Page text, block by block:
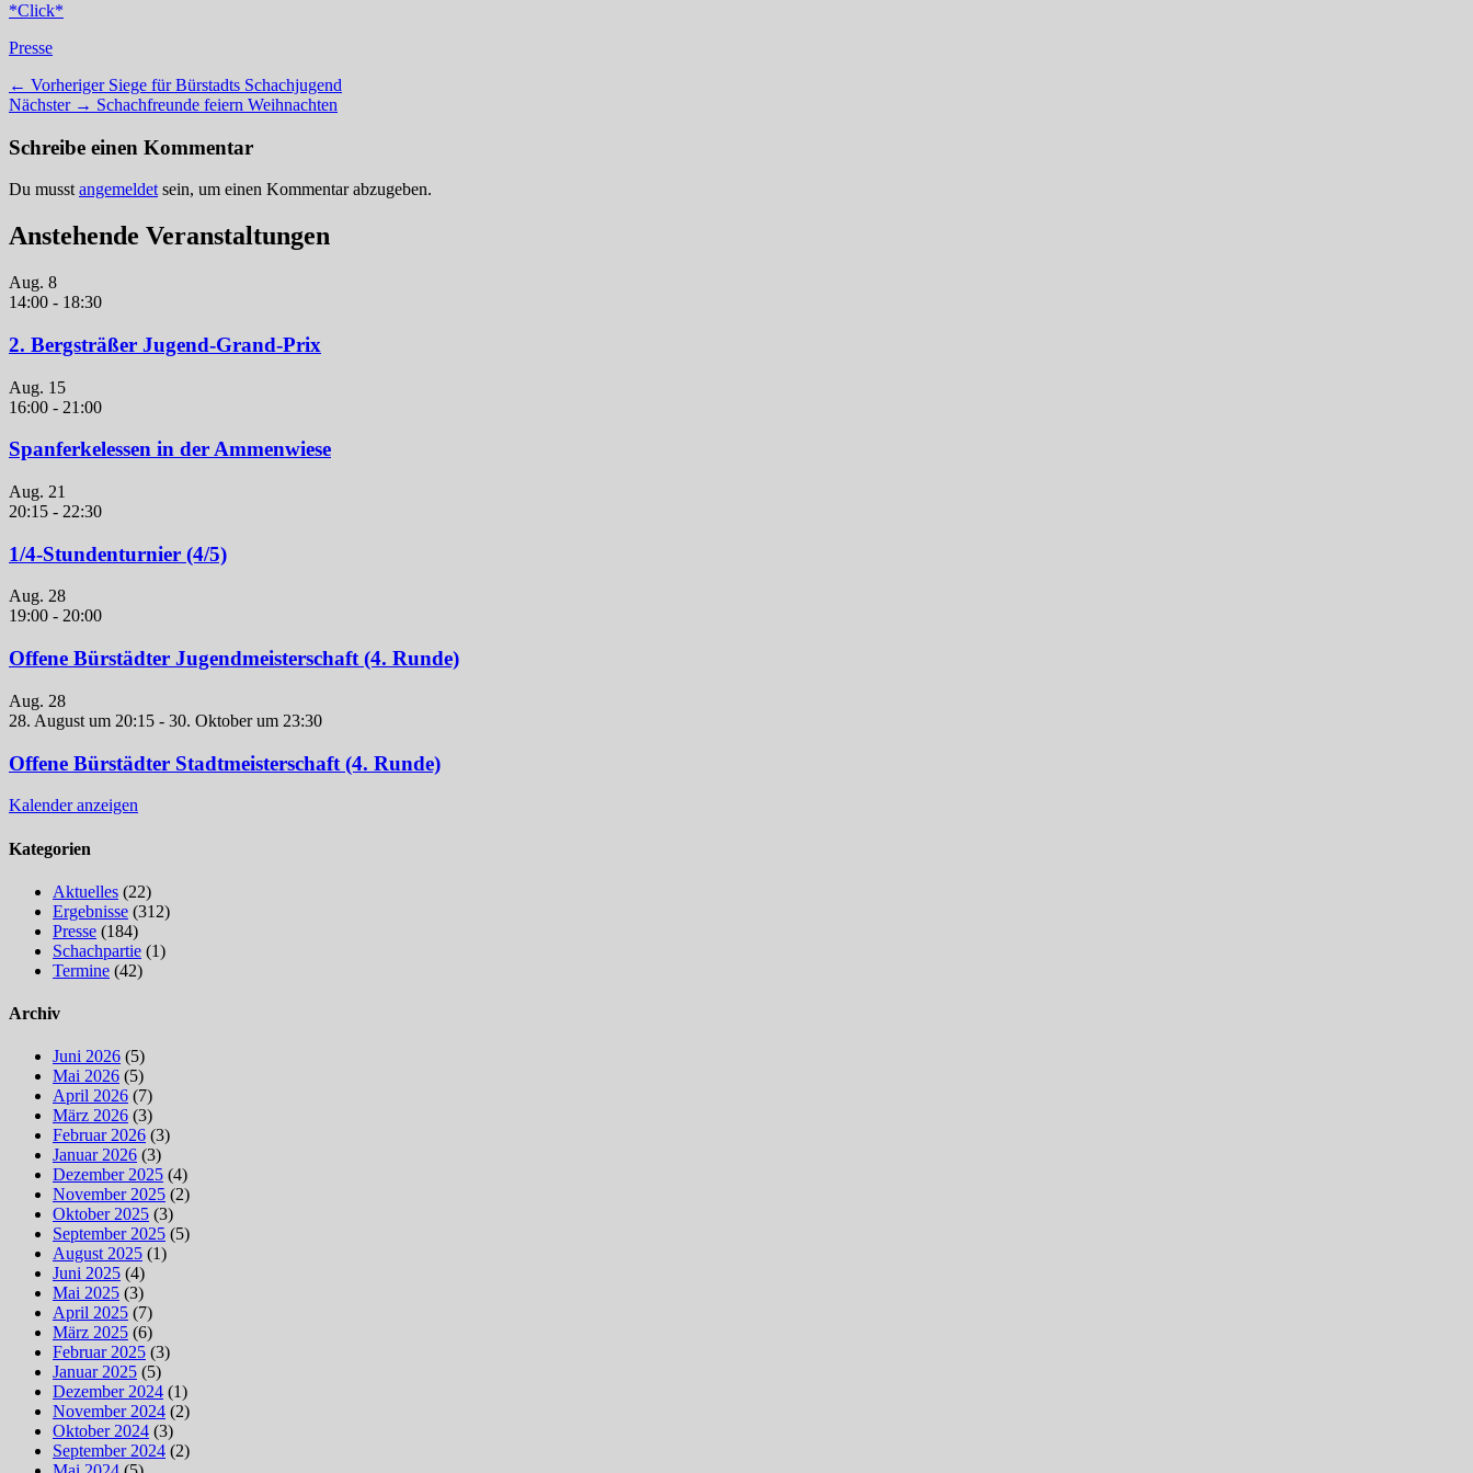
*Click*
Kategorien
Presse
Beitragsnavigation
← Vorheriger Vorheriger
Beitrag:
Siege für Bürstadts Schachjugend
Nächster → Nächster
Schachfreunde feiern Weihnachten
Schreibe einen Kommentar
Du musst angemeldet sein, um einen Kommentar abzugeben.
Anstehende Veranstaltungen
Aug. 8
14:00 - 18:30
2. Bergsträßer Jugend-Grand-Prix
Aug. 15
16:00 - 21:00
Spanferkelessen in der Ammenwiese
Aug. 21
20:15 - 22:30
1/4-Stundenturnier (4/5)
Aug. 28
19:00 - 20:00
Offene Bürstädter Jugendmeisterschaft (4. Runde)
Aug. 28
28. August um 20:15 - 30. Oktober um 23:30
Offene Bürstädter Stadtmeisterschaft (4. Runde)
Kalender anzeigen
Kategorien
Aktuelles (22)
Ergebnisse (312)
Presse (184)
Schachpartie (1)
Termine (42)
Archiv
Juni 2026 (5)
Mai 2026 (5)
April 2026 (7)
März 2026 (3)
Februar 2026 (3)
Januar 2026 (3)
Dezember 2025 (4)
November 2025 (2)
Oktober 2025 (3)
September 2025 (5)
August 2025 (1)
Juni 2025 (4)
Mai 2025 (3)
April 2025 (7)
März 2025 (6)
Februar 2025 (3)
Januar 2025 (5)
Dezember 2024 (1)
November 2024 (2)
Oktober 2024 (3)
September 2024 (2)